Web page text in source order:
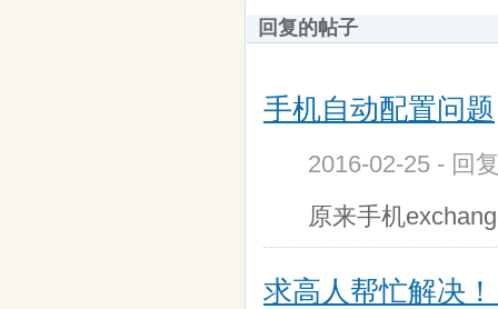
回复的帖子
手机自动配置问题
2016-02-25 - 回
原来手机
求高人帮忙解决